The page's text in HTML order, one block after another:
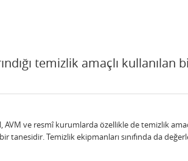
temizlik amaçlı kullanılan
ve resmî kurumlarda özellikle de temizlik
tanesidir. Temizlik ekipmanları sınıfında da